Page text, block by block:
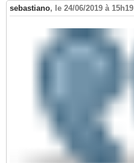
sebastiano, le 24/06/2019 à 15h19